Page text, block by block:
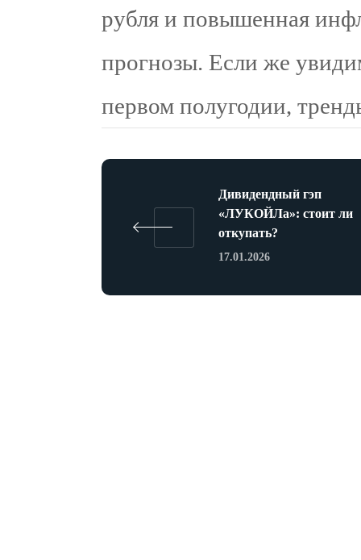
рубля и повышенная
прогнозы. Если же
первом полугодии,
Дивидендный гэп
«ЛУКОЙЛа»: стоит ли
откупать?
17.01.2026